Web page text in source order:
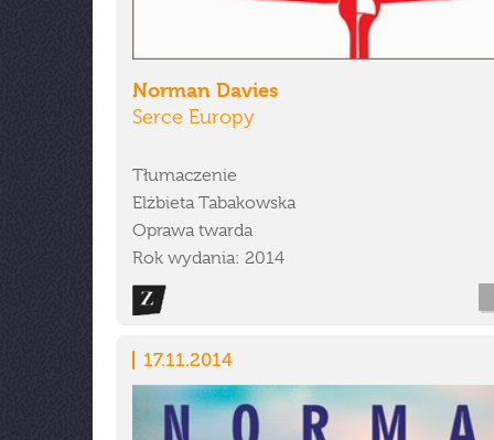
Norman Davies
Serce Europy
Tłumaczenie
Elżbieta Tabakowska
Oprawa twarda
Rok wydania: 2014
17.11.2014